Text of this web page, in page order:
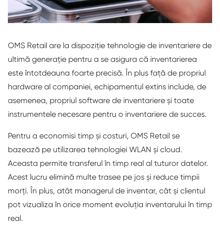
OMS Retail are la dispoziție tehnologie de inventariere de
ultimă generație pentru a se asigura că inventarierea
este întotdeauna foarte precisă. În plus față de propriul
hardware al companiei, echipamentul extins include, de
asemenea, propriul software de inventariere și toate
instrumentele necesare pentru o inventariere de succes.
Pentru a economisi timp și costuri, OMS Retail se
bazează pe utilizarea tehnologiei WLAN și cloud.
Aceasta permite transferul în timp real al tuturor datelor.
Acest lucru elimină multe trasee pe jos și reduce timpii
morți. În plus, atât managerul de inventar, cât și clientul
pot vizualiza în orice moment evoluția inventarului în timp
real.